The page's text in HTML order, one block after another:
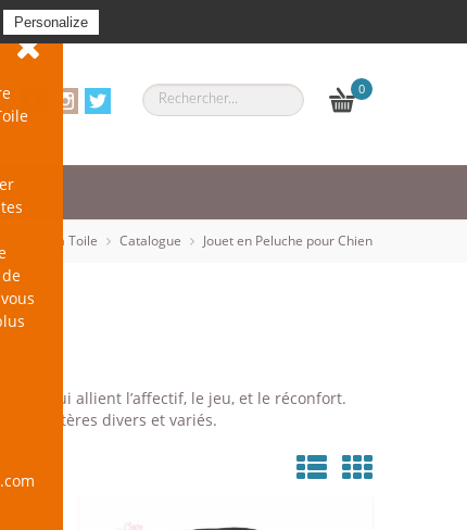
0
sur la Toile Catalogue Jouet en Peluche pour Chien
qui allient l’affectif, le jeu, et le réconfort.
caractères divers et variés.
Personalize